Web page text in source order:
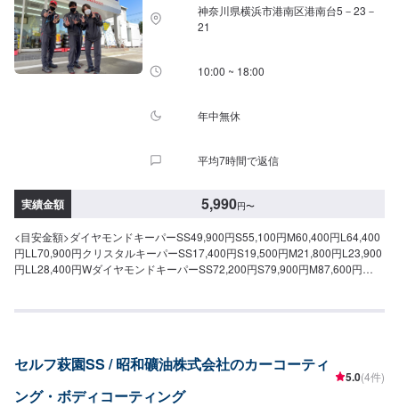
神奈川県横浜市港南区港南台5－23－
21
10:00 ~ 18:00
年中無休
平均7時間で返信
実績金額 5,990円〜
<目安金額>ダイヤモンドキーパーSS49,900円S55,100円M60,400円L64,400
円LL70,900円クリスタルキーパーSS17,400円S19,500円M21,800円L23,900
円LL28,400円WダイヤモンドキーパーSS72,200円S79,900円M87,600円
テナンスASS7,800円S8,200円M8,700円L9,200円LL10,400円ダイヤモンド
L7,560円LL8,820円ホワイトキーパーSS7,040円S7,460円M8,400円L9,240円
LL10,400円フッ素ガラスコーティングフロントSS~M3,450円L・LL3,670円
全面SS~M7,650円L・LL8,380円シリコンガラスコーティングフロント全車種
セルフ萩園SS / 昭和礦油株式会社のカーコーティ
ング・ボディコーティング
5.0(4件)